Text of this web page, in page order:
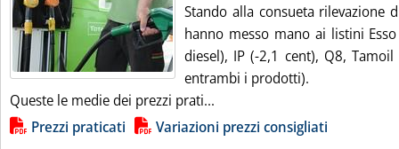
Stando alla consueta rilevazione
hanno messo mano ai listini
diesel), IP (-2,1 cent), Q8,
entrambi i prodotti).
Queste le medie dei prezzi prati...
Lista allegati PDF alla notizia
Prezzi praticati Variazioni prezzi consigliati